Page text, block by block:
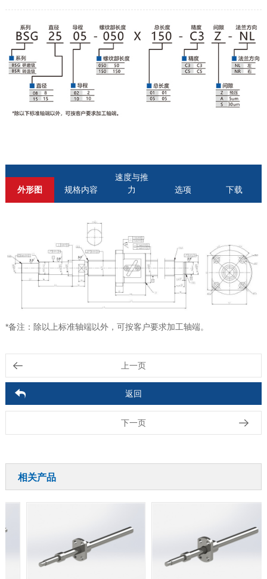
外形图 规格内容
速度与推
力
选项 下载
*备注：除以上标准轴端以外，可按客户要求加工轴端。
上一页
返回
下一页
相关产品